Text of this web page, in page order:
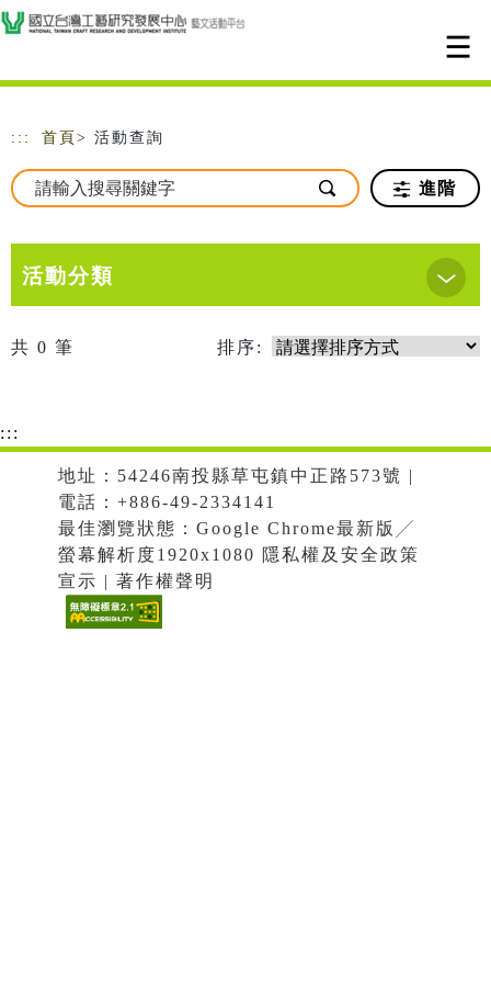
跳到主要內容
網站導覽
::: 首頁 > 活動查詢
進階
活動分類
共 0 筆 排序:
:::
地址：54246南投縣草屯鎮中正路573號 |
電話：+886-49-2334141
最佳瀏覽狀態：Google Chrome最新版╱
螢幕解析度1920x1080 隱私權及安全政策
宣示 | 著作權聲明